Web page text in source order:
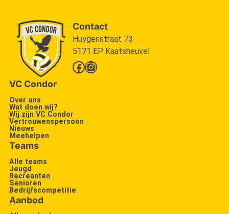
Contact
Huygenstraat 73
5171 EP Kaatsheuvel
Facebook Instagram
VC Condor
Over ons
Wat doen wij?
Wij zijn VC Condor
Vertrouwenspersoon
Nieuws
Meehelpen
Teams
Alle teams
Jeugd
Recreanten
Senioren
Bedrijfscompetitie
Aanbod